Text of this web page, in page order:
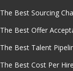
The Best Sourcing
The Best Offer
The Best Talent
The Best Cost Per